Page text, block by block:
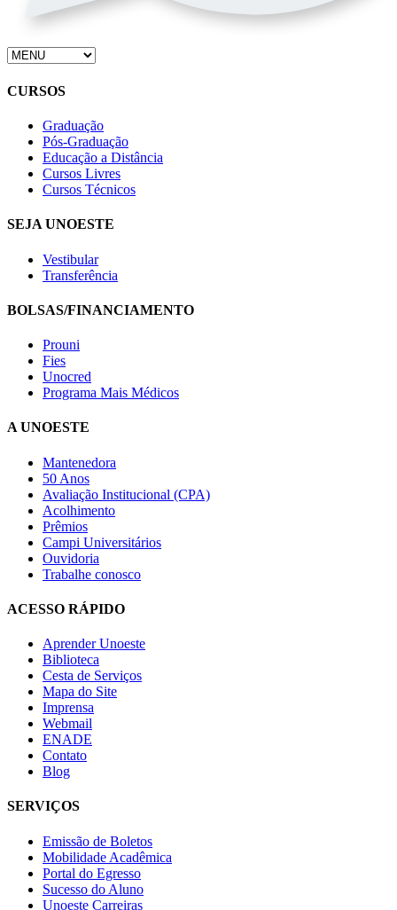
CURSOS
Graduação
Pós-Graduação
Educação a Distância
Cursos Livres
Cursos Técnicos
SEJA UNOESTE
Vestibular
Transferência
BOLSAS/FINANCIAMENTO
Prouni
Fies
Unocred
Programa Mais Médicos
A UNOESTE
Mantenedora
50 Anos
Avaliação Institucional (CPA)
Acolhimento
Prêmios
Campi Universitários
Ouvidoria
Trabalhe conosco
ACESSO RÁPIDO
Aprender Unoeste
Biblioteca
Cesta de Serviços
Mapa do Site
Imprensa
Webmail
ENADE
Contato
Blog
SERVIÇOS
Emissão de Boletos
Mobilidade Acadêmica
Portal do Egresso
Sucesso do Aluno
Unoeste Carreiras